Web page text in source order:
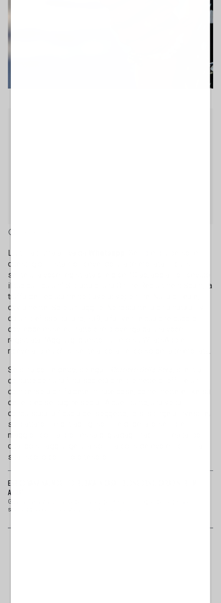
L'ultima truffa arriva da
questi giorni, stanno ricevendo una telefonata in cui si
sente una voce registrata che dice: "Ciao, abbiamo ricevuto
il tuo curriculum" Si tratta di una Online Recruitment Scam, la
truffa del reclutamento (lavorativo) online. Nulla di reale,
ovviamente. Solo un raggiro. Nonostante la chiamata arrivi
da un prefisso italiano, +39, a far venire qualche dubbio
dovrebbe essere il fatto che provenga da una voce
registrata. "Aggiungi questo numero su WhatsApp e
riceverai 5 euro", si sente ancora nel corso della telefonata.
Se si fa come detto, spiega il
contatto con una finta società che promette di offrire un
compenso a chi fa determinate cose, come mettere like su
delle precise pagine social. A quel punto, una volta
conquistata la fiducia del soggetto, lo si spinge a investire,
su piattaforme di trading, somme di denaro sempre
maggiori con la promessa di guadagni facili. In realtà, poi,
quando si raggiunge una somma considerevole, i criminali
spariscono con il loro tesoro.
ENRICO VANZINA, MOGLIE DERUBATA IN CASA: "BUONGIORNO, CARABINIERI. MI
APRA"
Guai a casa Vanzina. Federica Burger 85 anni, moglie del regista e
sceneggiatore Enrico Vanzina, è stata truffata...